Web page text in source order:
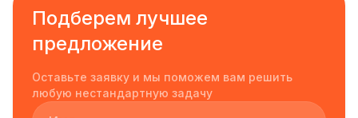
Подберем лучшее
предложение
Оставьте заявку и мы поможем вам решить
любую нестандартную задачу